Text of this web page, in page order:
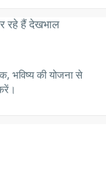
भविष्य की योजना से